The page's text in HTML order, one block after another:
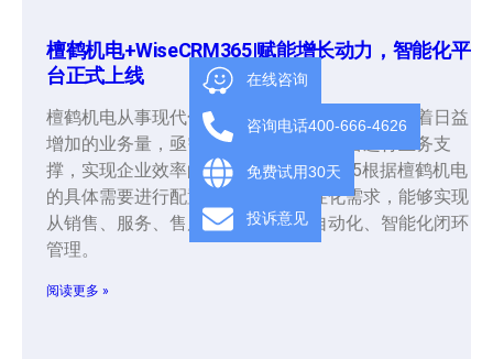
檀鹤机电+WiseCRM365|赋能增长动力，智能化平
台正式上线
檀鹤机电从事现代化建筑智能暖通空调行业。随着日益
增加的业务量，亟需智能化销售管理平台进行业务支
撑，实现企业效率的提升。WiseCRM365根据檀鹤机电
的具体需要进行配置，满足企业个性化需求，能够实现
从销售、服务、售后维护的全流程自动化、智能化闭环
管理。
阅读更多 »
在线咨询
咨询电话400-666-4626
免费试用30天
投诉意见